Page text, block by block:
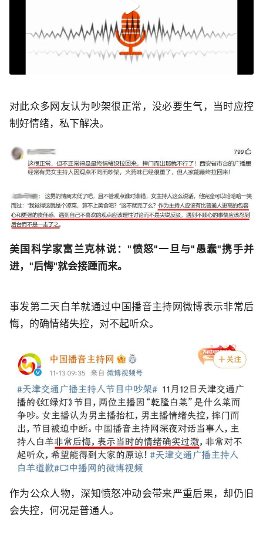
对此众多网友认为吵架很正常，没必要生气，当时应控
制好情绪，私下解决。
美国科学家富兰克林说："愤怒"一旦与"愚蠢"携手并
进，"后悔"就会接踵而来。
事发第二天白羊就通过中国播音主持网微博表示非常后
悔，的确情绪失控，对不起听众。
作为公众人物，深知愤怒冲动会带来严重后果，却仍旧
会失控，何况是普通人。